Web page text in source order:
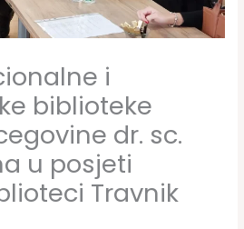
i
biblioteke
dr. sc.
u posjeti
Travnik